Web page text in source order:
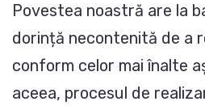
Povestea noastră are la
dorință necontenită de a
conform celor mai înalte
aceea, procesul de